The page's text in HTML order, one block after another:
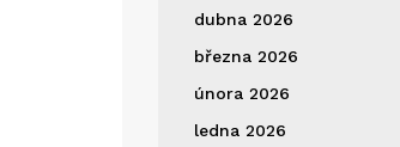
dubna 2026
března 2026
února 2026
ledna 2026